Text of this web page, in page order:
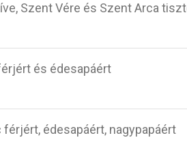
Szent Vére és Szent Arca
és édesapáért
férjért, édesapáért, nagypapáért